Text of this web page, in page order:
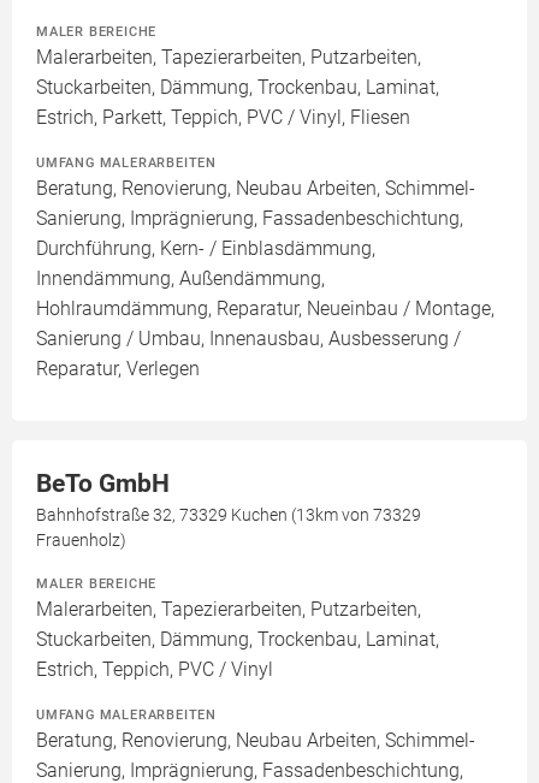
MALER BEREICHE
Malerarbeiten, Tapezierarbeiten, Putzarbeiten,
Stuckarbeiten, Dämmung, Trockenbau, Laminat,
Estrich, Parkett, Teppich, PVC / Vinyl, Fliesen
UMFANG MALERARBEITEN
Beratung, Renovierung, Neubau Arbeiten, Schimmel-
Sanierung, Imprägnierung, Fassadenbeschichtung,
Durchführung, Kern- / Einblasdämmung,
Innendämmung, Außendämmung,
Hohlraumdämmung, Reparatur, Neueinbau / Montage,
Sanierung / Umbau, Innenausbau, Ausbesserung /
Reparatur, Verlegen
BeTo GmbH
Bahnhofstraße 32, 73329 Kuchen (13km von 73329
Frauenholz)
MALER BEREICHE
Malerarbeiten, Tapezierarbeiten, Putzarbeiten,
Stuckarbeiten, Dämmung, Trockenbau, Laminat,
Estrich, Teppich, PVC / Vinyl
UMFANG MALERARBEITEN
Beratung, Renovierung, Neubau Arbeiten, Schimmel-
Sanierung, Imprägnierung, Fassadenbeschichtung,